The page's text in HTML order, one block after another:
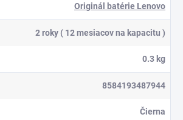
Originál batérie Lenovo
2 roky ( 12 mesiacov na kapacitu )
0.3 kg
8584193487944
Čierna